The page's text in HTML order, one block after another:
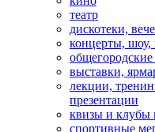
театр
дискотеки,
концерты,
выставки,
лекции,
презентации
квизы и клубы
спортивные